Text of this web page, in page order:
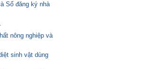
Sổ đăng ký nhà
nông nghiệp và
sinh vật dùng